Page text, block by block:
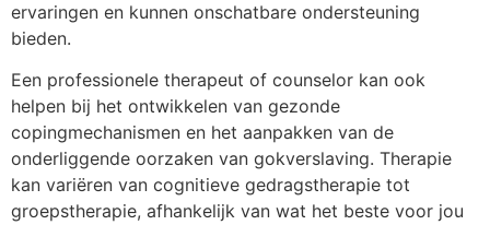
ervaringen en kunnen onschatbare ondersteuning
bieden.
Een professionele therapeut of counselor kan ook
helpen bij het ontwikkelen van gezonde
copingmechanismen en het aanpakken van de
onderliggende oorzaken van gokverslaving. Therapie
kan variëren van cognitieve gedragstherapie tot
groepstherapie, afhankelijk van wat het beste voor jou